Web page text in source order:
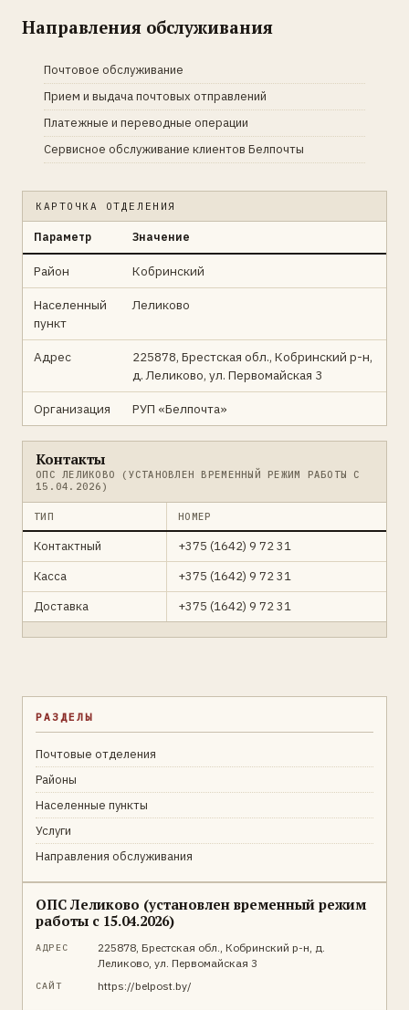
Направления обслуживания
Почтовое обслуживание
Прием и выдача почтовых отправлений
Платежные и переводные операции
Сервисное обслуживание клиентов Белпочты
КАРТОЧКА ОТДЕЛЕНИЯ
Параметр Значение
Район Кобринский
Населенный
пункт
Леликово
Адрес
225878, Брестская обл., Кобринский р-н,
д. Леликово, ул. Первомайская 3
Организация РУП «Белпочта»
Контакты
ОПС ЛЕЛИКОВО (УСТАНОВЛЕН ВРЕМЕННЫЙ РЕЖИМ РАБОТЫ С
15.04.2026)
ТИП НОМЕР
Контактный
+375 (1642) 9 72 31
Касса
+375 (1642) 9 72 31
Доставка
+375 (1642) 9 72 31
РАЗДЕЛЫ
Почтовые отделения
Районы
Населенные пункты
Услуги
Направления обслуживания
ОПС Леликово (установлен временный режим
работы с 15.04.2026)
АДРЕС
225878, Брестская обл., Кобринский р-н, д.
Леликово, ул. Первомайская 3
САЙТ https://belpost.by/